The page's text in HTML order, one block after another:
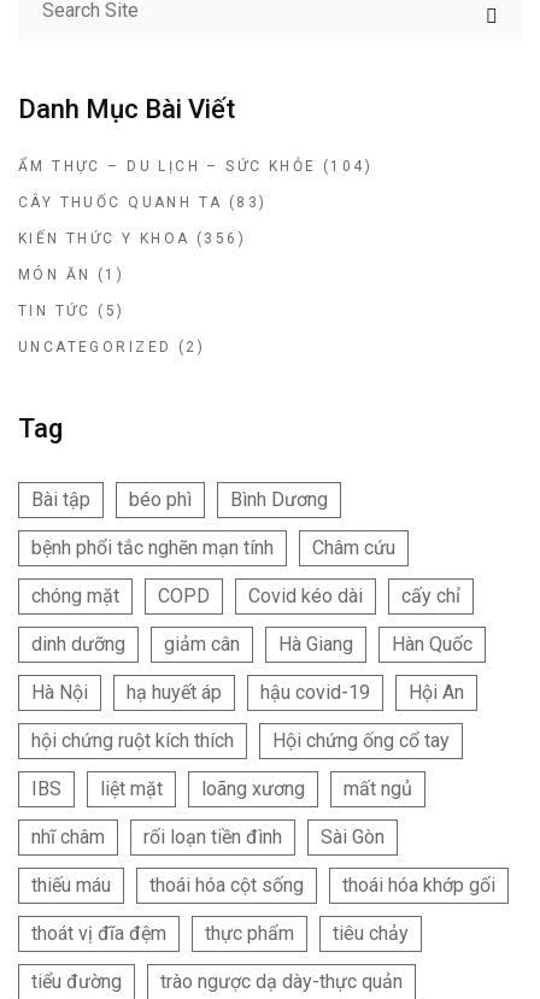
Danh Mục Bài Viết
ẨM THỰC – DU LỊCH – SỨC KHỎE (104)
CÂY THUỐC QUANH TA (83)
KIẾN THỨC Y KHOA (356)
MÓN ĂN (1)
TIN TỨC (5)
UNCATEGORIZED (2)
Tag
Bài tập béo phì Bình Dương
bệnh phổi tắc nghẽn mạn tính Châm cứu
chóng mặt COPD Covid kéo dài cấy chỉ
dinh dưỡng giảm cân Hà Giang Hàn Quốc
Hà Nội hạ huyết áp hậu covid-19 Hội An
hội chứng ruột kích thích Hội chứng ống cổ tay
IBS liệt mặt loãng xương mất ngủ
nhĩ châm rối loạn tiền đình Sài Gòn
thiếu máu thoái hóa cột sống thoái hóa khớp gối
thoát vị đĩa đệm thực phẩm tiêu chảy
tiểu đường trào ngược dạ dày-thực quản